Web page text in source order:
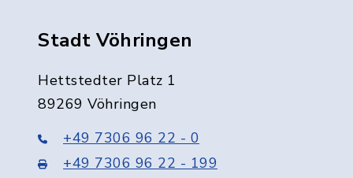
Stadt Vöhringen
Hettstedter Platz 1
89269 Vöhringen
+49 7306 96 22 - 0
+49 7306 96 22 - 199